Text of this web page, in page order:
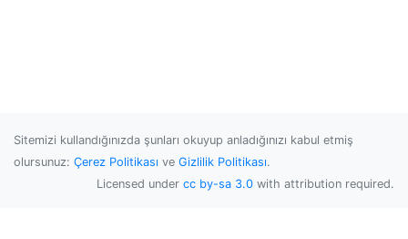
Sitemizi kullandığınızda şunları okuyup anladığınızı kabul etmiş
olursunuz: Çerez Politikası ve Gizlilik Politikası.
Licensed under cc by-sa 3.0 with attribution required.